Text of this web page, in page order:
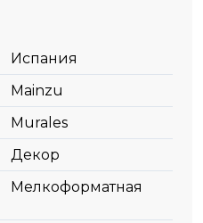
Испания
Mainzu
Murales
Декор
Мелкоформатная